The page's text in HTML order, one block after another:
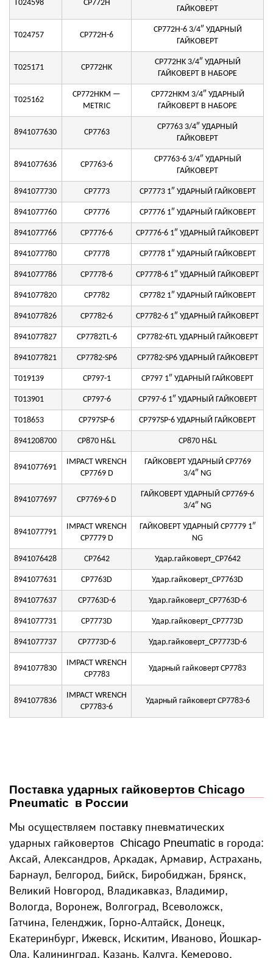
T024598 CP772H
ГАЙКОВЕРТ
T024757 CP772H-6
CP772H-6 3/4″ УДАРНЫЙ
ГАЙКОВЕРТ
T025171 CP772HK
CP772HK 3/4″ УДАРНЫЙ
ГАЙКОВЕРТ В НАБОРЕ
T025162
CP772HKM —
METRIC
CP772HKM 3/4″ УДАРНЫЙ
ГАЙКОВЕРТ В НАБОРЕ
8941077630 CP7763
CP7763 3/4″ УДАРНЫЙ
ГАЙКОВЕРТ
8941077636 CP7763-6
CP7763-6 3/4″ УДАРНЫЙ
ГАЙКОВЕРТ
8941077730 CP7773 CP7773 1″ УДАРНЫЙ ГАЙКОВЕРТ
8941077760 CP7776 CP7776 1″ УДАРНЫЙ ГАЙКОВЕРТ
8941077766 CP7776-6 CP7776-6 1″ УДАРНЫЙ ГАЙКОВЕРТ
8941077780 CP7778 CP7778 1″ УДАРНЫЙ ГАЙКОВЕРТ
8941077786 CP7778-6 CP7778-6 1″ УДАРНЫЙ ГАЙКОВЕРТ
8941077820 CP7782 CP7782 1″ УДАРНЫЙ ГАЙКОВЕРТ
8941077826 CP7782-6 CP7782-6 1″ УДАРНЫЙ ГАЙКОВЕРТ
8941077827 CP7782TL-6 CP7782-6TL УДАРНЫЙ ГАЙКОВЕРТ
8941077821 CP7782-SP6 CP7782-SP6 УДАРНЫЙ ГАЙКОВЕРТ
T019139 CP797-1 CP797 1″ УДАРНЫЙ ГАЙКОВЕРТ
T013901 CP797-6 CP797-6 1″ УДАРНЫЙ ГАЙКОВЕРТ
T018653 CP797SP-6 CP797SP-6 УДАРНЫЙ ГАЙКОВЕРТ
8941208700 CP870 H&L CP870 H&L
8941077691
IMPACT WRENCH
CP7769 D
ГАЙКОВЕРТ УДАРНЫЙ CP7769
3/4″ NG
8941077697 CP7769-6 D
ГАЙКОВЕРТ УДАРНЫЙ CP7769-6
3/4″ NG
8941077791
IMPACT WRENCH
CP7779 D
ГАЙКОВЕРТ УДАРНЫЙ CP7779 1″
NG
8941076428 CP7642 Удар.гайковерт_CP7642
8941077631 CP7763D Удар.гайковерт_CP7763D
8941077637 CP7763D-6 Удар.гайковерт_CP7763D-6
8941077731 CP7773D Удар.гайковерт_CP7773D
8941077737 CP7773D-6 Удар.гайковерт_CP7773D-6
8941077830
IMPACT WRENCH
CP7783
Ударный гайковерт CP7783
8941077836
IMPACT WRENCH
CP7783-6
Ударный гайковерт CP7783-6
Поставка ударных гайковертов Chicago
Pneumatic в России
Мы осуществляем поставку пневматических
ударных гайковертов Chicago Pneumatic в города:
Аксай, Александров, Аркадак, Армавир, Астрахань,
Барнаул, Белгород, Бийск, Биробиджан, Брянск,
Великий Новгород, Владикавказ, Владимир,
Вологда, Воронеж, Волгоград, Всеволожск,
Гатчина, Геленджик, Горно-Алтайск, Донецк,
Екатеринбург, Ижевск, Искитим, Иваново, Йошкар-
Ола, Калининград, Казань, Калуга, Кемерово,